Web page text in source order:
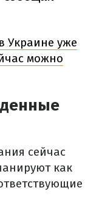
Украине уже
можно
сейчас
как